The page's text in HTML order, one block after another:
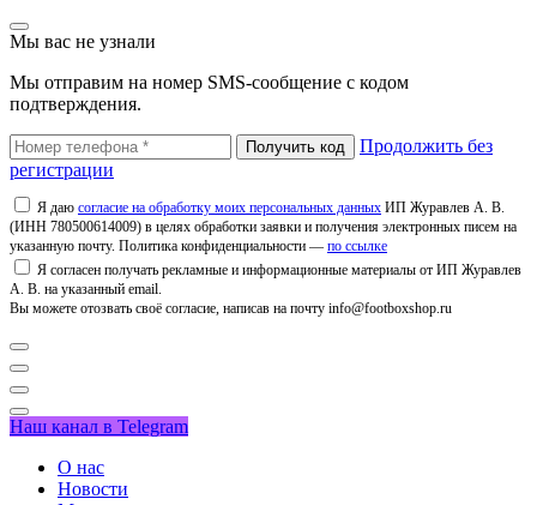
Мы вас не узнали
Мы отправим на номер SMS-сообщение с кодом
подтверждения.
Продолжить без
регистрации
Я даю согласие на обработку моих персональных данных ИП Журавлев А. В.
(ИНН 780500614009) в целях обработки заявки и получения электронных писем на
указанную почту. Политика конфиденциальности — по ссылке
Я согласен получать рекламные и информационные материалы от ИП Журавлев
А. В. на указанный email.
Вы можете отозвать своё согласие, написав на почту info@footboxshop.ru
Наш канал в Telegram
О нас
Новости